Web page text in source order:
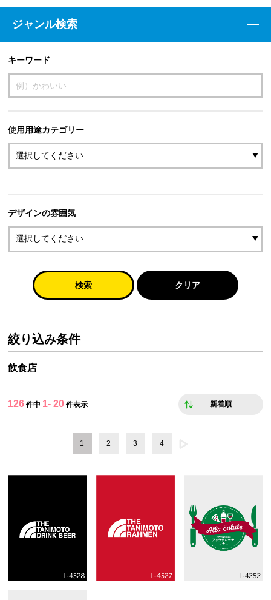
ジャンル検索
キーワード
使用用途カテゴリー
デザインの雰囲気
検索 クリア
絞り込み条件
飲食店
126 件中 1- 20 件表示 新着順
1 2 3 4